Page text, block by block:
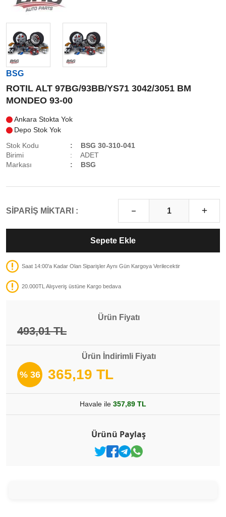
BSG
ROTIL ALT 97BG/93BB/YS71 3042/3051 BM
MONDEO 93-00
Ankara Stokta Yok
Depo Stok Yok
Stok Kodu
BSG 30-310-041
Birimi
ADET
Markası
BSG
SİPARİŞ MİKTARI :
Sepete Ekle
Saat 14:00'a Kadar Olan Siparişler Aynı Gün Kargoya Verilecektir
20.000TL Alışveriş üstüne Kargo bedava
Ürün Fiyatı
493,01 TL
Ürün İndirimli Fiyatı
% 36 365,19 TL
Havale ile 357,89 TL
Ürünü Paylaş